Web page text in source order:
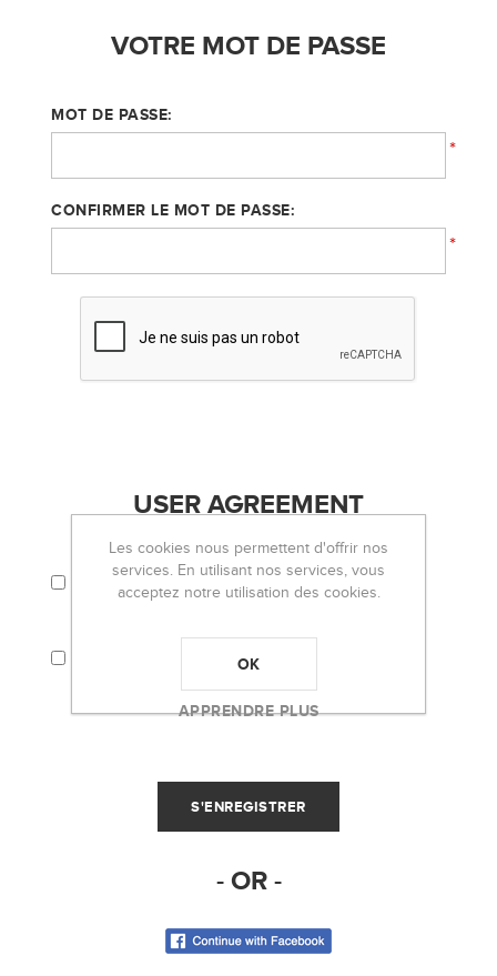
VOTRE MOT DE PASSE
MOT DE PASSE:
*
CONFIRMER LE MOT DE PASSE:
*
USER AGREEMENT
J'ACCEPTE LES TERMES ET CONDITIONS ET
LA POLITIQUE DE CONFIDENTIALITÉ.
SOIENT UTILISÉES POUR L'ENVOI DE LA
- OR -
Les cookies nous permettent d'offrir nos
services. En utilisant nos services, vous
acceptez notre utilisation des cookies.
OK
APPRENDRE PLUS